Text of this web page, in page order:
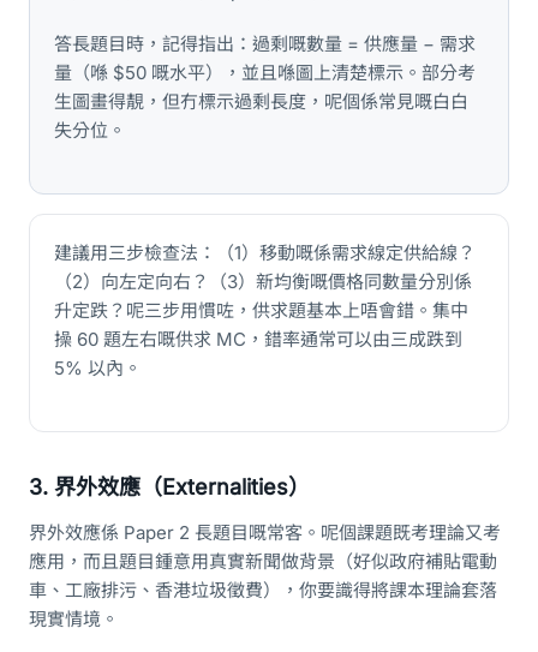
答長題目時，記得指出：過剩嘅數量 = 供應量 − 需求
量（喺 $50 嘅水平），並且喺圖上清楚標示。部分考
生圖畫得靚，但冇標示過剩長度，呢個係常見嘅白白
失分位。
建議用三步檢查法：（1）移動嘅係需求線定供給線？
（2）向左定向右？（3）新均衡嘅價格同數量分別係
升定跌？呢三步用慣咗，供求題基本上唔會錯。集中
操 60 題左右嘅供求 MC，錯率通常可以由三成跌到
5% 以內。
3. 界外效應（Externalities）
界外效應係 Paper 2 長題目嘅常客。呢個課題既考理論又考
應用，而且題目鍾意用真實新聞做背景（好似政府補貼電動
車、工廠排污、香港垃圾徵費），你要識得將課本理論套落
現實情境。